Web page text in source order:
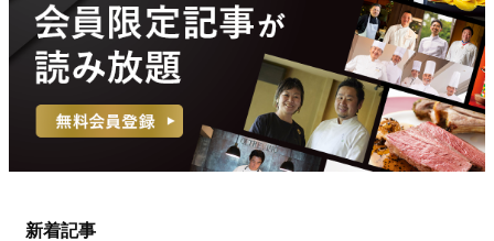
新着記事